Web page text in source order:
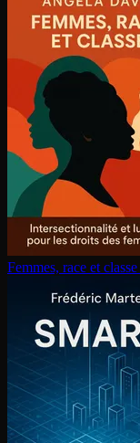
Femmes, race et classe